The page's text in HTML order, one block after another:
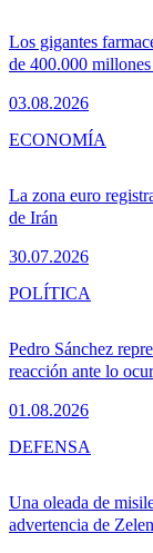
Los gigantes
de 400.000
03.08.2026
La zona euro
de Irán
30.07.2026
ECONOMÍA
Pedro Sánchez
reacción ante lo
01.08.2026
POLÍTICA
Una oleada de
advertencia de
DEFENSA